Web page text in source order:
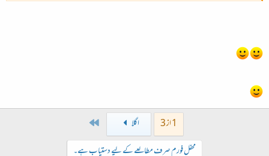
1 از 3 اگلا
محفل فورم صرف مطالعے کے لیے دستیاب ہے۔